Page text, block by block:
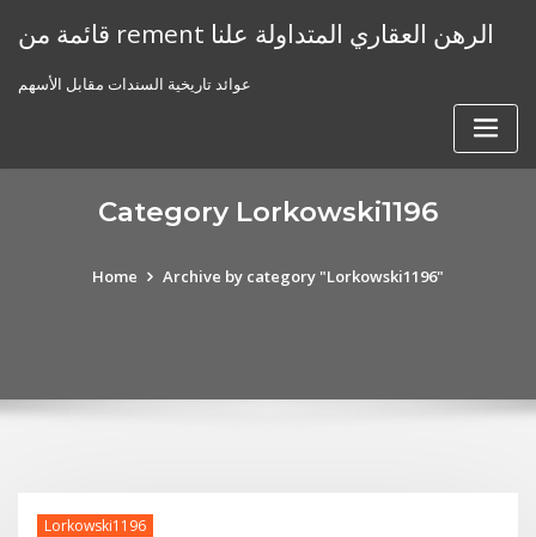
قائمة من rement الرهن العقاري المتداولة علنا
عوائد تاريخية السندات مقابل الأسهم
Category Lorkowski1196
Home Archive by category "Lorkowski1196"
Lorkowski1196